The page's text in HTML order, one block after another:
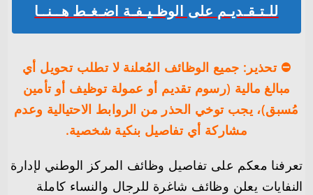
للـتـقـديـم على الوظـيـفـة اضـغـط هــنــا
⛔️ تحذير: جميع الوظائف المُعلنة لا تطلب تحويل أي
مبالغ مالية (رسوم تقديم أو عمولة توظيف أو تأمين
مُسبق)، يجب توخي الحذر من الروابط الاحتيالية وعدم
مشاركة أي تفاصيل بنكية شخصية.
تعرفنا معكم على تفاصيل وظائف المركز الوطني لإدارة
النفايات يعلن وظائف شاغرة للرجال والنساء كاملة